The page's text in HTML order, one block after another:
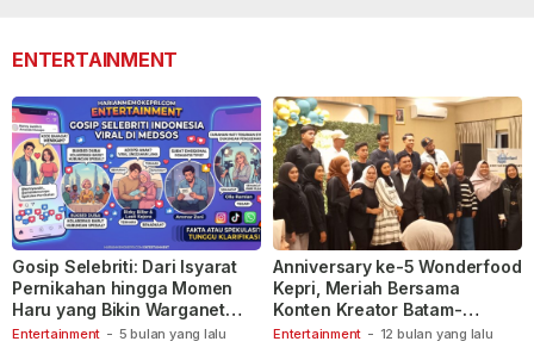
ENTERTAINMENT
Entertainment - 5 bulan yang lalu
Gosip Selebriti: Dari Isyarat
Pernikahan hingga Momen
Haru yang Bikin Warganet
Berspekulasi
Entertainment - 12 bulan yang lalu
Anniversary ke-5 Wonderfood
Kepri, Meriah Bersama
Konten Kreator Batam-
Tanjungpinang